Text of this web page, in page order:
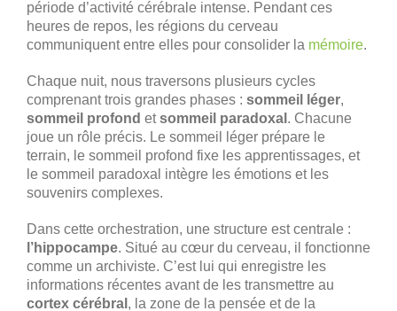
période d’activité cérébrale intense. Pendant ces
heures de repos, les régions du cerveau
communiquent entre elles pour consolider la mémoire.
Chaque nuit, nous traversons plusieurs cycles
comprenant trois grandes phases : sommeil léger,
sommeil profond etsommeil paradoxal . Chacune
joue un rôle précis. Le sommeil léger prépare le
terrain, le sommeil profond fixe les apprentissages, et
le sommeil paradoxal intègre les émotions et les
souvenirs complexes.
Dans cette orchestration, une structure est centrale :
l’hippocampe. Situé au cœur du cerveau, il fonctionne
comme un archiviste. C’est lui qui enregistre les
informations récentes avant de les transmettre au
cortex cérébral , la zone de la pensée et de la